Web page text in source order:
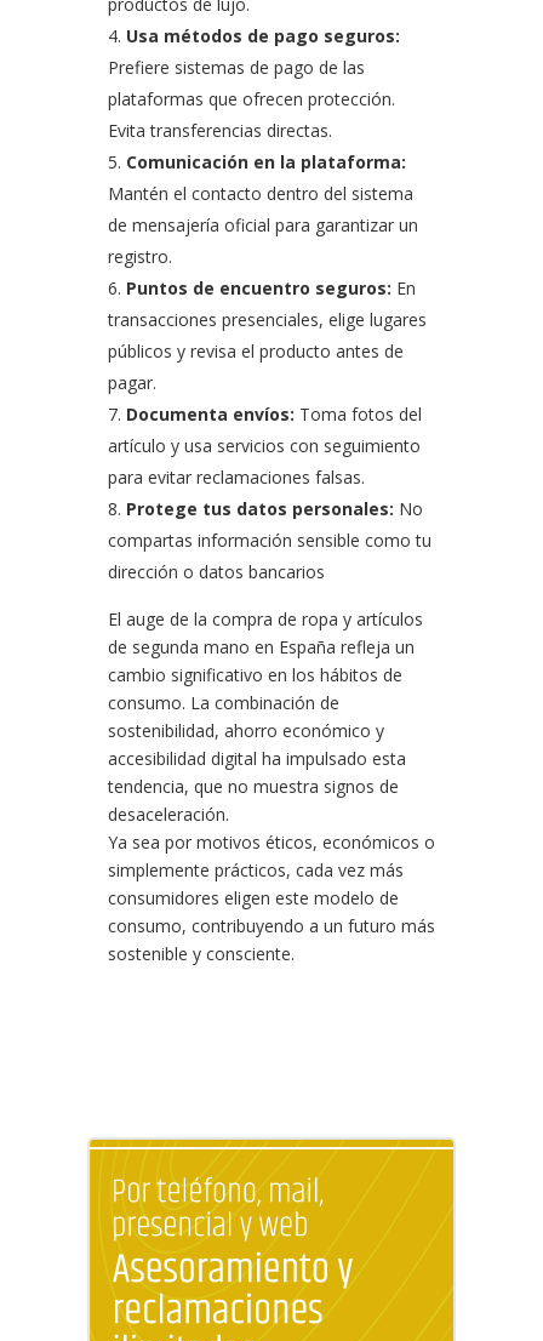
Usa métodos de pago seguros:
Prefiere sistemas de pago de las
plataformas que ofrecen protección.
Evita transferencias directas.
Comunicación en la plataforma:
Mantén el contacto dentro del sistema
de mensajería oficial para garantizar un
registro.
Puntos de encuentro seguros: En
transacciones presenciales, elige lugares
públicos y revisa el producto antes de
pagar.
Documenta envíos: Toma fotos del
artículo y usa servicios con seguimiento
para evitar reclamaciones falsas.
Protege tus datos personales: No
compartas información sensible como tu
dirección o datos bancarios
El auge de la compra de ropa y artículos
de segunda mano en España refleja un
cambio significativo en los hábitos de
consumo. La combinación de
sostenibilidad, ahorro económico y
accesibilidad digital ha impulsado esta
tendencia, que no muestra signos de
desaceleración.
Ya sea por motivos éticos, económicos o
simplemente prácticos, cada vez más
consumidores eligen este modelo de
consumo, contribuyendo a un futuro más
sostenible y consciente.